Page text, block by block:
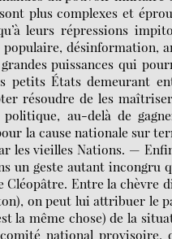
plus complexes et
leurs répressions
désinformation,
puissances qui
petits États demeurant
résoudre de les
au-delà de
la cause nationale sur
les vieilles Nations. —
un geste autant incongru
Entre la chèvre
on peut lui attribuer le
la même chose) de la
national